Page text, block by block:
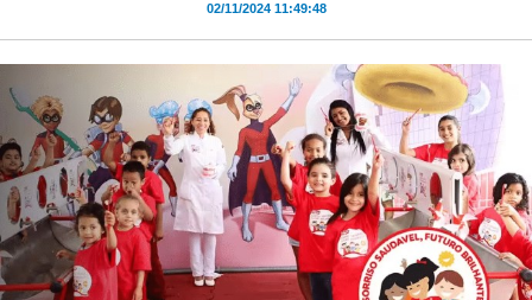
02/11/2024 11:49:48